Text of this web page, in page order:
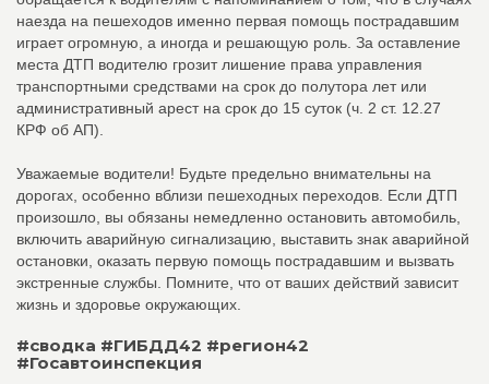
наезда на пешеходов именно первая помощь пострадавшим
играет огромную, а иногда и решающую роль. За оставление
места ДТП водителю грозит лишение права управления
транспортными средствами на срок до полутора лет или
административный арест на срок до 15 суток (ч. 2 ст. 12.27
КРФ об АП).
Уважаемые водители! Будьте предельно внимательны на
дорогах, особенно вблизи пешеходных переходов. Если ДТП
произошло, вы обязаны немедленно остановить автомобиль,
включить аварийную сигнализацию, выставить знак аварийной
остановки, оказать первую помощь пострадавшим и вызвать
экстренные службы. Помните, что от ваших действий зависит
жизнь и здоровье окружающих.
#сводка #ГИБДД42 #регион42
#Госавтоинспекция